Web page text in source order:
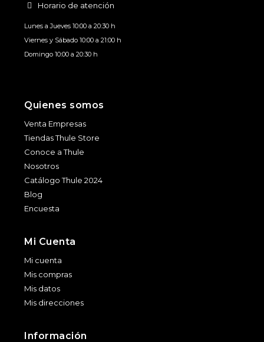
Horario de atención
Lunes a Jueves 10:00 a 20:30 h
Viernes y Sábado 10:00 a 21:00 h
Domingo 10:00 a 20:30 h
Quienes somos
Venta Empresas
Tiendas Thule Store
Conoce a Thule
Nosotros
Catálogo Thule 2024
Blog
Encuesta
Mi Cuenta
Mi cuenta
Mis compras
Mis datos
Mis direcciones
Información